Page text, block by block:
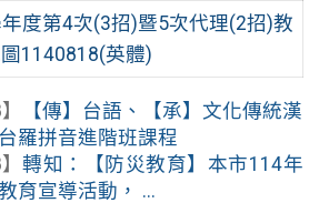
度第4次(3招)暨5次代理(2招)教
1140818(英體)
【傳】台語、【承】文化傳統漢
羅拼音進階班課程
轉知：【防災教育】本市114年
育宣導活動， ...